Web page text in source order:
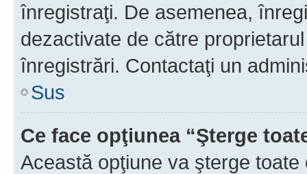
înregistraţi. De asemenea,
dezactivate de către
înregistrări. Contactaţi un
Sus
Ce face opţiunea “Şterge
Această opţiune va şterge